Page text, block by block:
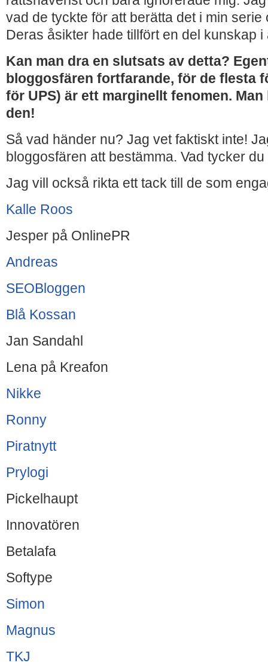
vad de tyckte för att berätta det i min
Deras åsikter hade tillfört en del kunskap i
Kan man dra en slutsats av detta?
bloggosfären fortfarande, för de flesta
för UPS) är ett marginellt fenomen.
den!
Så vad händer nu? Jag vet faktiskt inte!
bloggosfären att bestämma. Vad tycker
Jag vill också rikta ett tack till de som
Kalle Roos
Jesper på OnlinePR
Andreas
SEOBloggen
Blå Kossan
Jan Sandahl
Lena på Kreafon
Nikke
Ronny
Piratnytt
Prylogi
Pickelhaupt
Innovatören
Betalafa
Softype
Simon
Magnus
TKJ